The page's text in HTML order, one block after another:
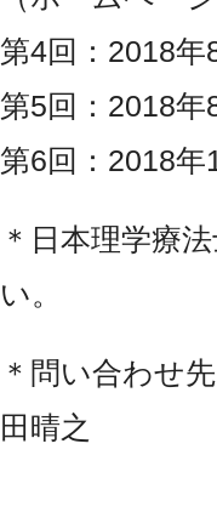
第4回：2018
第5回：2018
第6回：2018
＊日本理学療
い。
＊問い合わせ
田晴之